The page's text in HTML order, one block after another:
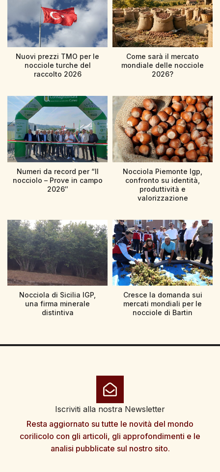
Nuovi prezzi TMO per le
nocciole turche del
raccolto 2026
Come sarà il mercato
mondiale delle nocciole
2026?
Numeri da record per “Il
nocciolo – Prove in campo
2026″
Nocciola Piemonte Igp,
confronto su identità,
produttività e
valorizzazione
Nocciola di Sicilia IGP,
una firma minerale
distintiva
Cresce la domanda sui
mercati mondiali per le
nocciole di Bartin
Iscriviti alla nostra Newsletter
Resta aggiornato su tutte le novità del mondo
corilicolo con gli articoli, gli approfondimenti e le
analisi pubblicate sul nostro sito.